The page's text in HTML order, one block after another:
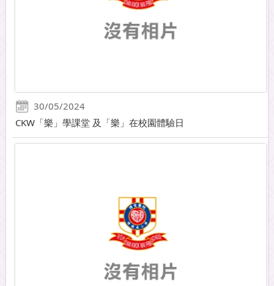
30/05/2024
CKW「樂」學課堂 及「樂」在校園體驗日